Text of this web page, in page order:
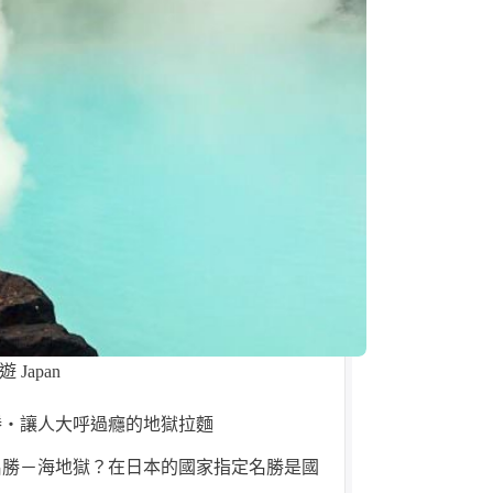
Japan
讓人大呼過癮的地獄拉麵
－海地獄？在日本的國家指定名勝是國